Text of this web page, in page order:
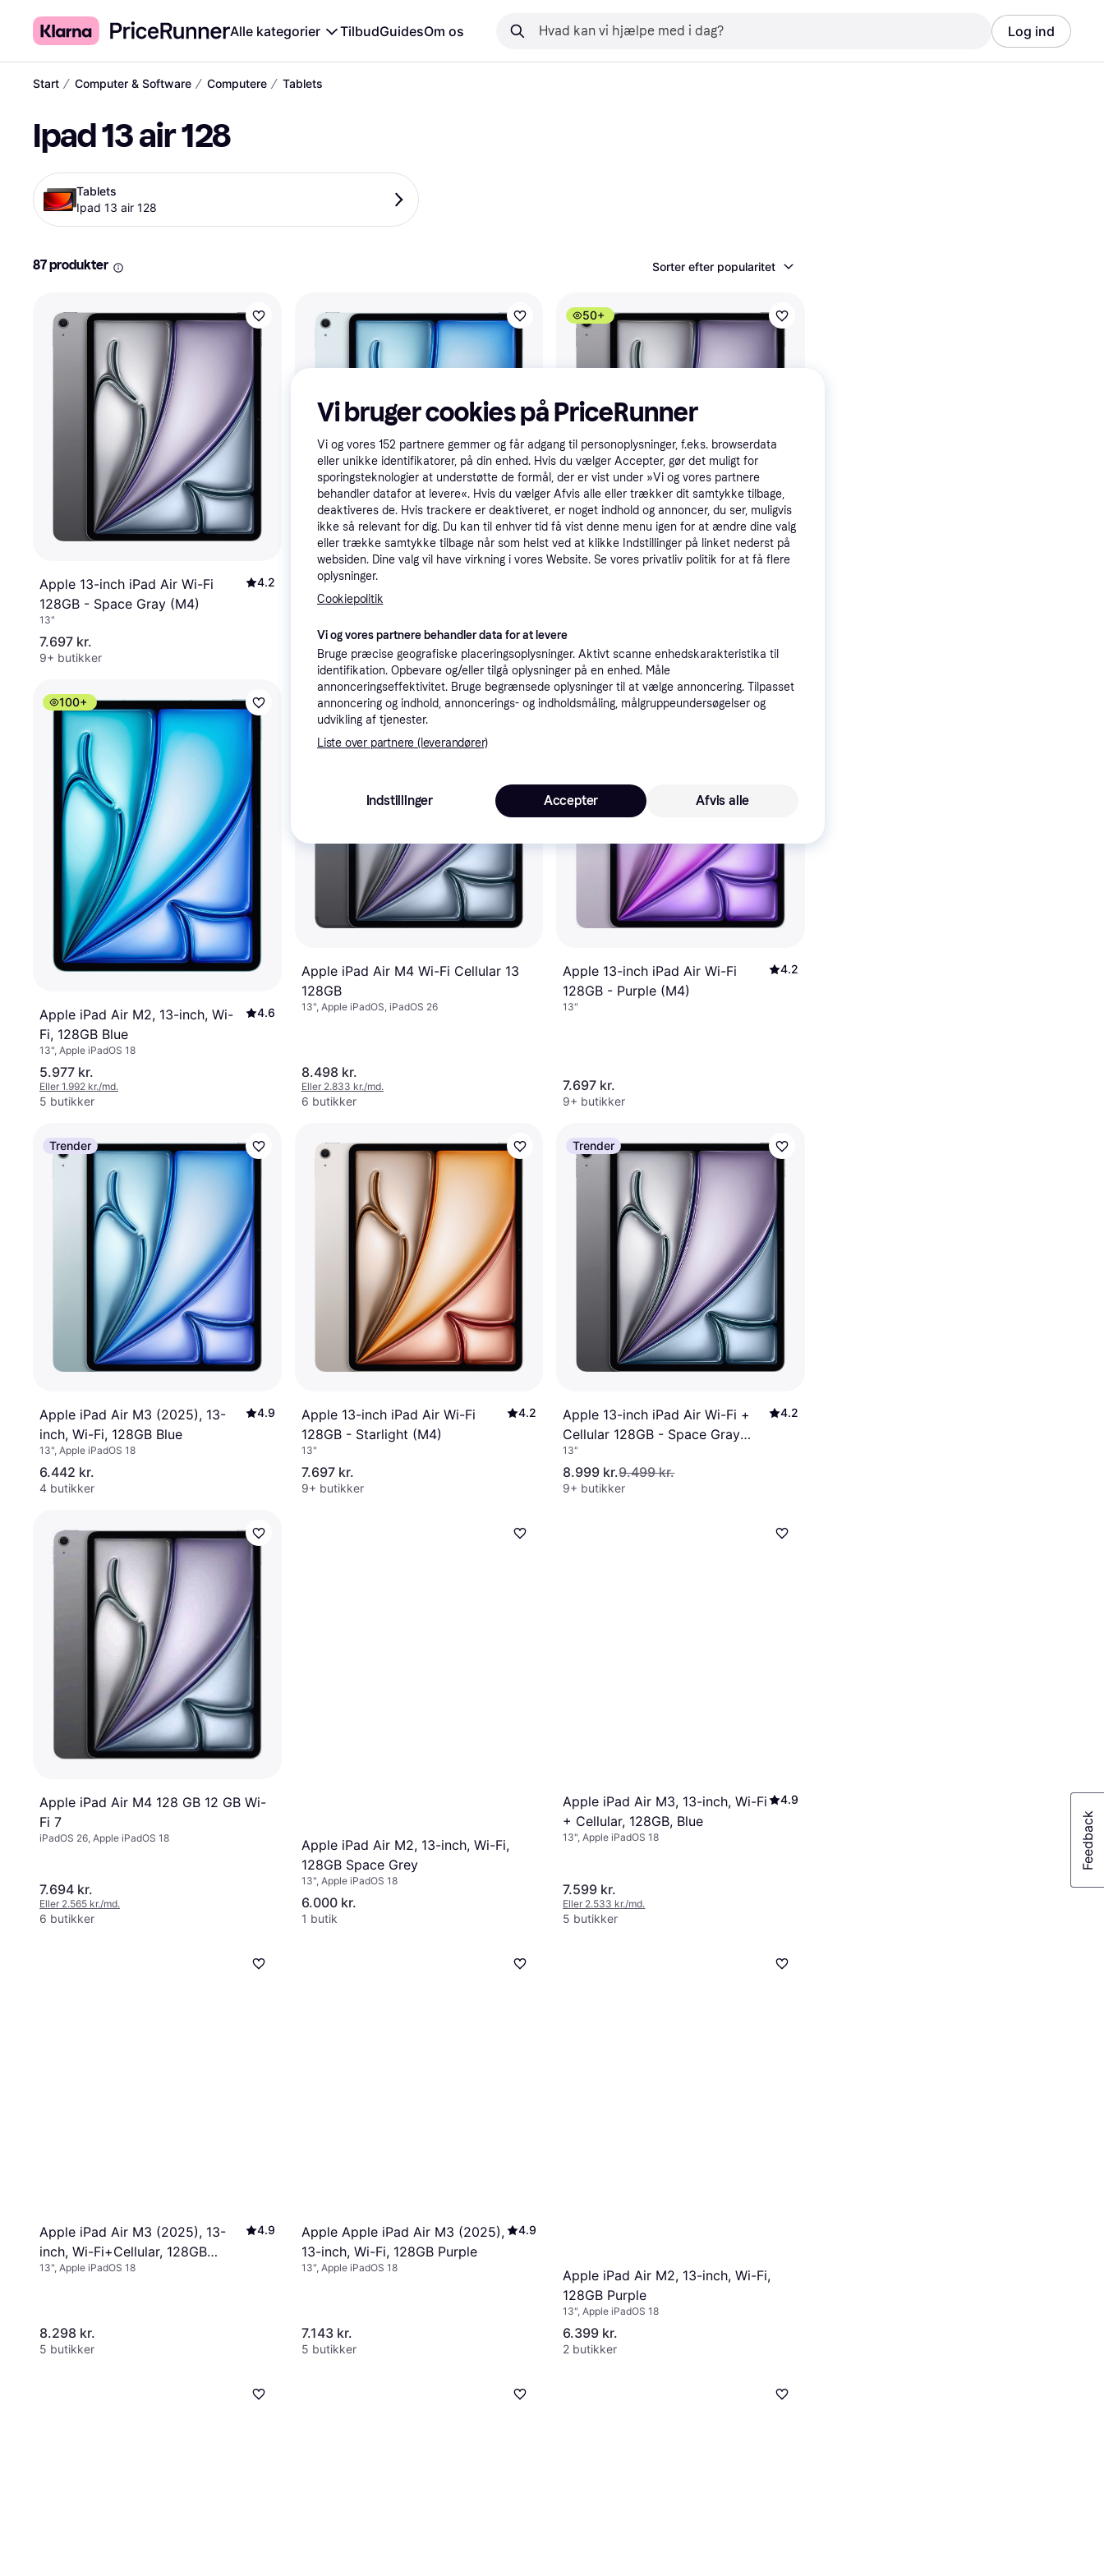
Alle kategorier TilbudGuidesOm os Log ind
Start ∕ Computer & Software ∕ Computere ∕ Tablets
Ipad 13 air 128
Tablets
Ipad 13 air 128
87 produkter Sorter efter popularitet
Apple 13-inch iPad Air Wi-Fi
128GB - Space Gray (M4)
4.2
13"
7.697 kr.
9+ butikker
Apple 13-inch iPad Air Wi-Fi
128GB - Blue (M4)
7.697 kr.
9+ butikker
50+
6.598 kr.
8 butikker
100+
Apple iPad Air M2, 13-inch, Wi-
Fi, 128GB Blue
4.6
13", Apple iPadOS 18
5.977 kr.
Eller 1.992 kr./md.
5 butikker
Trender
Apple iPad Air M4 Wi-Fi Cellular 13
128GB
13", Apple iPadOS, iPadOS 26
8.498 kr.
Eller 2.833 kr./md.
6 butikker
Apple 13-inch iPad Air Wi-Fi
128GB - Purple (M4)
4.2
13"
7.697 kr.
9+ butikker
Trender
Apple iPad Air M3 (2025), 13-
inch, Wi-Fi, 128GB Blue
4.9
13", Apple iPadOS 18
6.442 kr.
4 butikker
Apple 13-inch iPad Air Wi-Fi
128GB - Starlight (M4)
4.2
13"
7.697 kr.
9+ butikker
Trender
Apple 13-inch iPad Air Wi-Fi +
Cellular 128GB - Space Gray
(M4)
4.2
13"
8.999 kr.9.499 kr.
9+ butikker
Apple iPad Air M4 128 GB 12 GB Wi-
Fi 7
iPadOS 26, Apple iPadOS 18
7.694 kr.
Eller 2.565 kr./md.
6 butikker
Apple iPad Air M2, 13-inch, Wi-Fi,
128GB Space Grey
13", Apple iPadOS 18
6.000 kr.
1 butik
Apple iPad Air M3, 13-inch, Wi-Fi
+ Cellular, 128GB, Blue
4.9
13", Apple iPadOS 18
7.599 kr.
Eller 2.533 kr./md.
5 butikker
Apple iPad Air M3 (2025), 13-
inch, Wi-Fi+Cellular, 128GB
Purple
4.9
13", Apple iPadOS 18
8.298 kr.
5 butikker
Apple Apple iPad Air M3 (2025),
13-inch, Wi-Fi, 128GB Purple
4.9
13", Apple iPadOS 18
7.143 kr.
5 butikker
Apple iPad Air M2, 13-inch, Wi-Fi,
128GB Purple
13", Apple iPadOS 18
6.399 kr.
2 butikker
Vi bruger cookies på PriceRunner
Vi og vores 152 partnere gemmer og får adgang til personoplysninger, f.eks. browserdata
eller unikke identifikatorer, på din enhed. Hvis du vælger Accepter, gør det muligt for
sporingsteknologier at understøtte de formål, der er vist under »Vi og vores partnere
behandler datafor at levere«. Hvis du vælger Afvis alle eller trækker dit samtykke tilbage,
deaktiveres de. Hvis trackere er deaktiveret, er noget indhold og annoncer, du ser, muligvis
ikke så relevant for dig. Du kan til enhver tid få vist denne menu igen for at ændre dine valg
eller trække samtykke tilbage når som helst ved at klikke Indstillinger på linket nederst på
websiden. Dine valg vil have virkning i vores Website. Se vores privatliv politik for at få flere
oplysninger.
Cookiepolitik
Vi og vores partnere behandler data for at levere
Bruge præcise geografiske placeringsoplysninger. Aktivt scanne enhedskarakteristika til
identifikation. Opbevare og/eller tilgå oplysninger på en enhed. Måle
annonceringseffektivitet. Bruge begrænsede oplysninger til at vælge annoncering. Tilpasset
annoncering og indhold, annoncerings- og indholdsmåling, målgruppeundersøgelser og
udvikling af tjenester.
Liste over partnere (leverandører)
Indstillinger Afvis alle
Accepter